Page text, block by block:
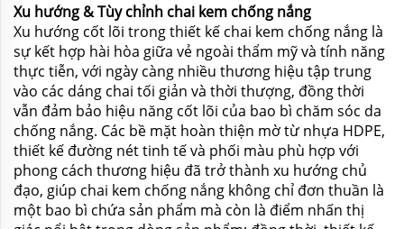
Xu hướng & Tùy chỉnh chai kem chống nắng
Xu hướng cốt lõi trong thiết kế chai kem chống nắng là
sự kết hợp hài hòa giữa vẻ ngoài thẩm mỹ và tính năng
thực tiễn, với ngày càng nhiều thương hiệu tập trung
vào các dáng chai tối giản và thời thượng, đồng thời
vẫn đảm bảo hiệu năng cốt lõi của bao bì chăm sóc da
chống nắng. Các bề mặt hoàn thiện mờ từ nhựa HDPE,
thiết kế đường nét tinh tế và phối màu phù hợp với
phong cách thương hiệu đã trở thành xu hướng chủ
đạo, giúp chai kem chống nắng không chỉ đơn thuần là
một bao bì chứa sản phẩm mà còn là điểm nhấn thị